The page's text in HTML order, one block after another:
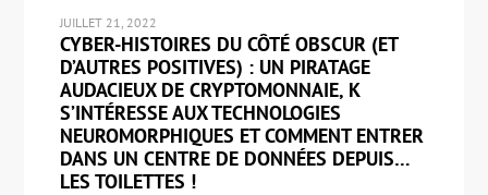
JUILLET 21, 2022
CYBER-HISTOIRES DU CÔTÉ OBSCUR (ET
D’AUTRES POSITIVES) : UN PIRATAGE
AUDACIEUX DE CRYPTOMONNAIE, K
S’INTÉRESSE AUX TECHNOLOGIES
NEUROMORPHIQUES ET COMMENT ENTRER
DANS UN CENTRE DE DONNÉES DEPUIS…
LES TOILETTES !